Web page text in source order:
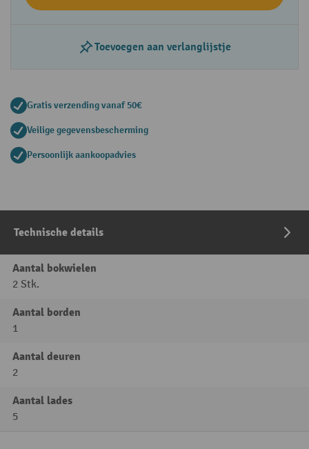
Toevoegen aan verlanglijstje
Gratis verzending vanaf 50€
Veilige gegevensbescherming
Persoonlijk aankoopadvies
Technische details
Aantal bokwielen
2 Stk.
Aantal borden
1
Aantal deuren
2
Aantal lades
5